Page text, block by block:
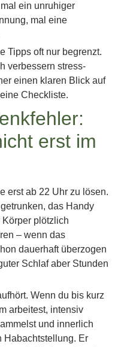
ein unruhiger
mal eine
Tipps oft nur begrenzt.
verbessern stress-
einen klaren Blick auf
Checkliste.
erst im
erst ab 22 Uhr zu lösen.
das Handy
plötzlich
– wenn das
dauerhaft überzogen
Schlaf aber Stunden
Wenn du bis kurz
arbeitest, intensiv
und innerlich
Habachtstellung. Er